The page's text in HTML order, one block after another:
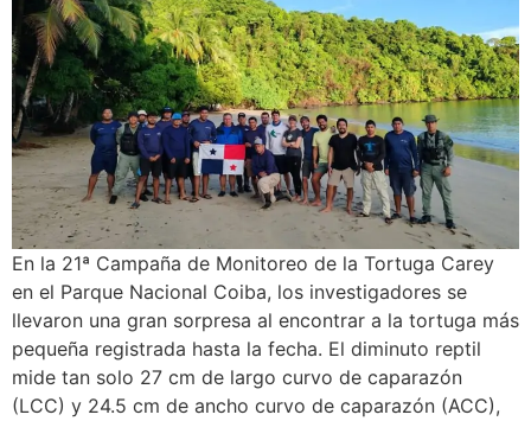
En la 21ª Campaña de Monitoreo de la Tortuga Carey
en el Parque Nacional Coiba, los investigadores se
llevaron una gran sorpresa al encontrar a la tortuga más
pequeña registrada hasta la fecha. El diminuto reptil
mide tan solo 27 cm de largo curvo de caparazón
(LCC) y 24.5 cm de ancho curvo de caparazón (ACC),